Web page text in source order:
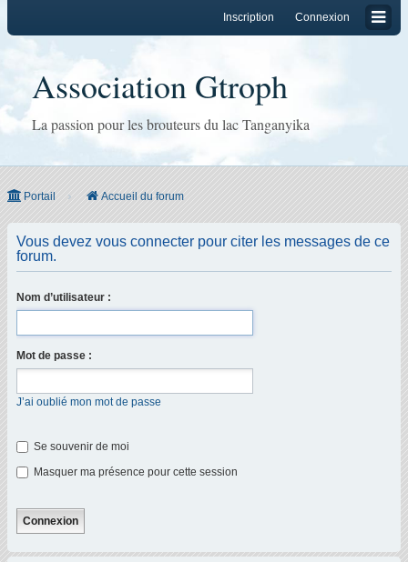
Connexion
Inscription
Association Gtroph
La passion pour les brouteurs du lac Tanganyika
Portail Accueil du forum
Vous devez vous connecter pour citer les messages de ce
forum.
Nom d’utilisateur :
Mot de passe :
J’ai oublié mon mot de passe
Se souvenir de moi
Masquer ma présence pour cette session